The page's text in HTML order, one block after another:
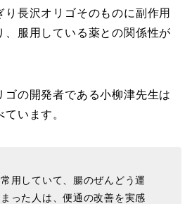
り長沢オリゴそのものに副作用
、服用している薬との関係性が
ゴの開発者である小柳津先生は
います。
用していて、腸のぜんどう運
った人は、便通の改善を実感